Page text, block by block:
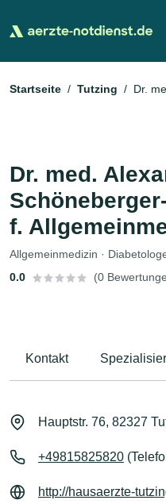
Startseite Tutzing
Dr.
Dr. med.
f.
Allgemeinmedizin ·
0.0
(0
Kontakt
Hauptstr. 76, 82327
+49815825820
http://hausaerzte-